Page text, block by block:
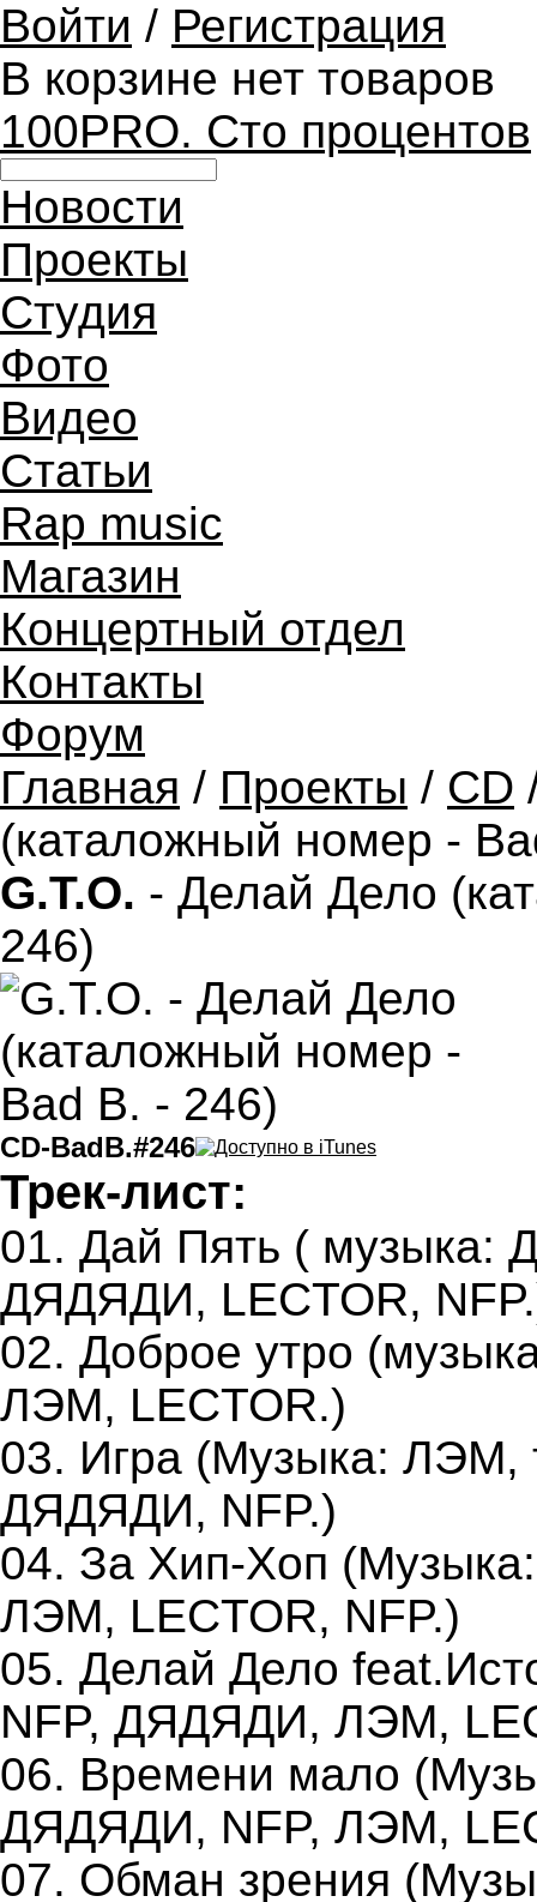
Войти / Регистрация
В корзине нет товаров
100PRO. Сто процентов
Новости
Проекты
Студия
Фото
Видео
Статьи
Rap music
Магазин
Концертный отдел
Контакты
Форум
Главная / Проекты / CD
(каталожный номер -
G.T.O. - Делай Дело
246)
CD-BadB.#246
Трек-лист:
01. Дай Пять ( музыка:
ДЯДЯДИ, LECTOR,
02. Доброе утро
ЛЭМ, LECTOR.)
03. Игра (Музыка: ЛЭМ,
ДЯДЯДИ, NFP.)
04. За Хип-Хоп
ЛЭМ, LECTOR, NFP.)
05. Делай Дело
NFP, ДЯДЯДИ, ЛЭМ,
06. Времени мало
ДЯДЯДИ, NFP, ЛЭМ,
07. Обман зрения